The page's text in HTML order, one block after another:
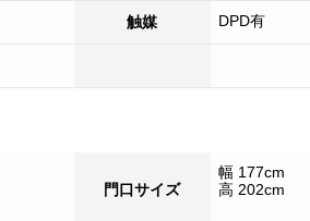
触媒 DPD有
門口サイズ
幅 177cm
高 202cm